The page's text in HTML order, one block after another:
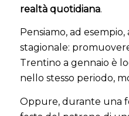
realtà quotidiana.
Pensiamo, ad
stagionale:
Trentino a gennaio è
nello stesso periodo,
Oppure, durante una